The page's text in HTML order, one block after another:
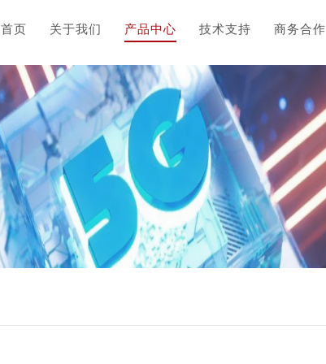
首页 关于我们 产品中心 技术支持 商务合作